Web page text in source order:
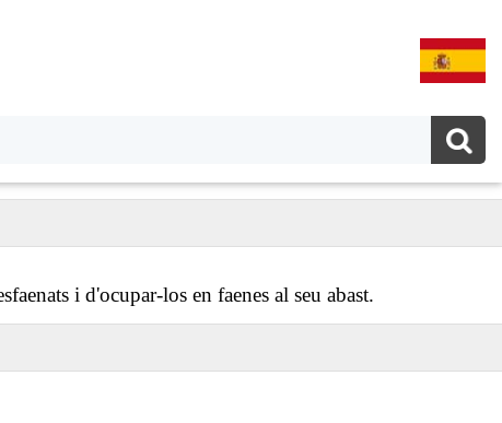
i d'ocupar-los en faenes al seu abast.